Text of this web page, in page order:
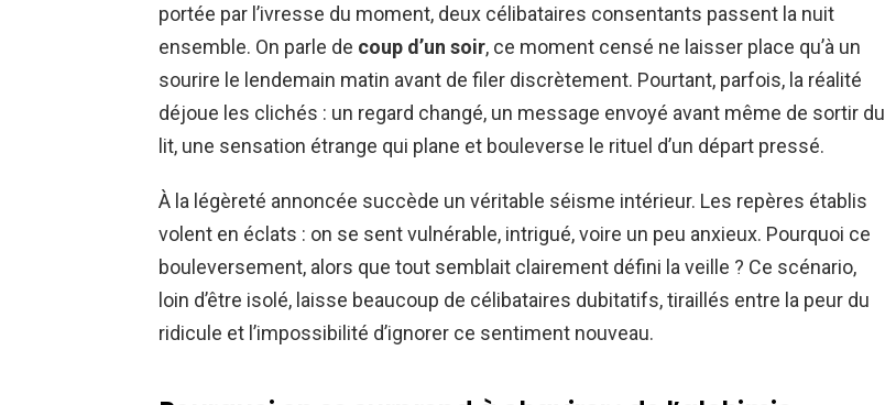
portée par l’ivresse du moment, deux célibataires consentants passent la nuit
ensemble. On parle de coup d’un soir, ce moment censé ne laisser place qu’à un
sourire le lendemain matin avant de filer discrètement. Pourtant, parfois, la réalité
déjoue les clichés : un regard changé, un message envoyé avant même de sortir du
lit, une sensation étrange qui plane et bouleverse le rituel d’un départ pressé.
À la légèreté annoncée succède un véritable séisme intérieur. Les repères établis
volent en éclats : on se sent vulnérable, intrigué, voire un peu anxieux. Pourquoi ce
bouleversement, alors que tout semblait clairement défini la veille ? Ce scénario,
loin d’être isolé, laisse beaucoup de célibataires dubitatifs, tiraillés entre la peur du
ridicule et l’impossibilité d’ignorer ce sentiment nouveau.